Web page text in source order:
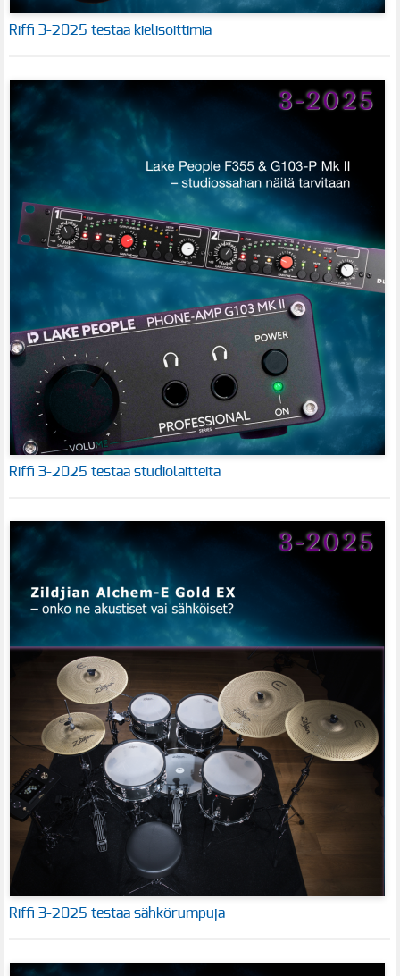
Riffi 3-2025 testaa kielisoittimia
Riffi 3-2025 testaa studiolaitteita
Riffi 3-2025 testaa sähkörumpuja